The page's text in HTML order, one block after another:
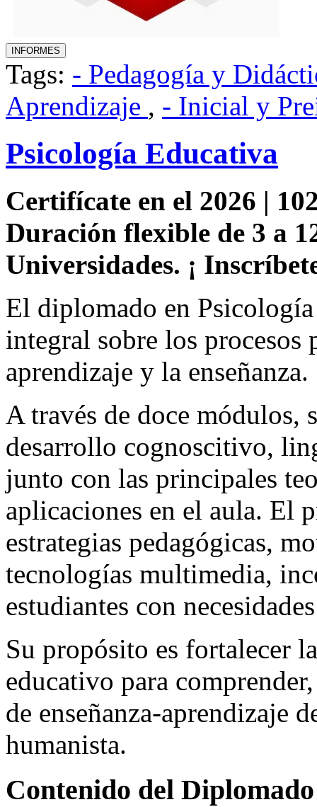
Tags: - Pedagogía y
Aprendizaje , - Inicial y
Psicología Educativa
Certifícate en el 2026 |
Duración flexible de 3 a
Universidades. ¡
El diplomado en
integral sobre los
aprendizaje y la enseñanza.
A través de doce módulos,
desarrollo cognoscitivo,
junto con las principales
aplicaciones en el aula. El
estrategias pedagógicas,
tecnologías multimedia,
estudiantes con
Su propósito es fortalecer
educativo para
de enseñanza-aprendizaje
humanista.
Contenido del